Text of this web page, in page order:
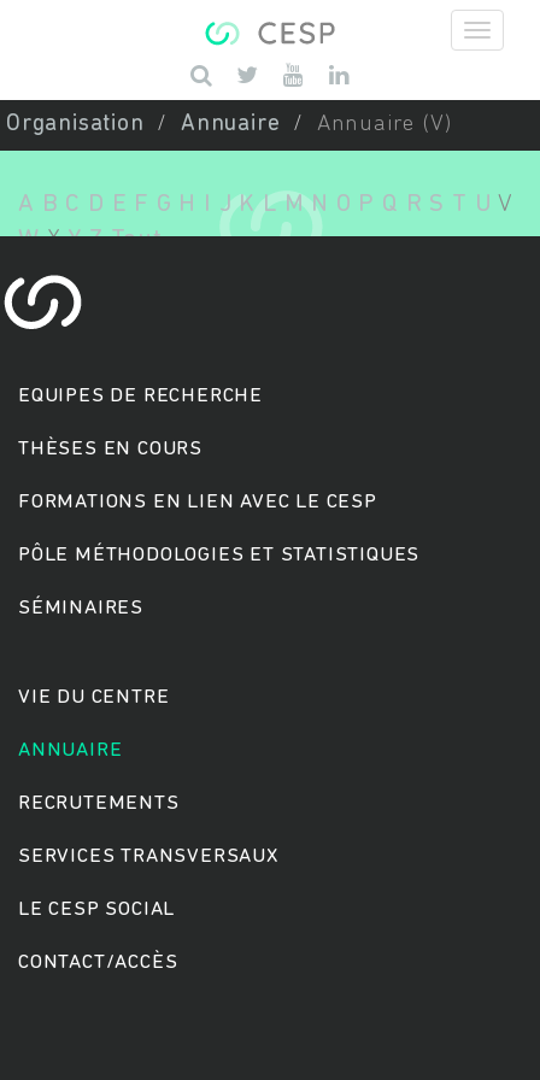
Saisissez vos mots-clés
Organisation Annuaire Annuaire (V)
A B C D E F G H J K L M N O P Q R S T U V
W X Y Z Tout
EQUIPES DE RECHERCHE
THÈSES EN COURS
FORMATIONS EN LIEN AVEC LE CESP
PÔLE MÉTHODOLOGIES ET STATISTIQUES
SÉMINAIRES
VIE DU CENTRE
ANNUAIRE
RECRUTEMENTS
SERVICES TRANSVERSAUX
LE CESP SOCIAL
CONTACT/ACCÈS